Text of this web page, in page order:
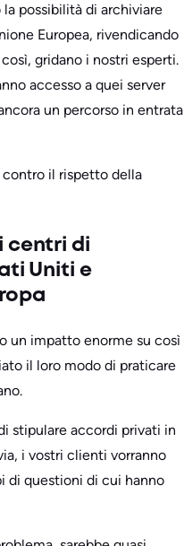
possibilità di archiviare
Europea, rivendicando
gridano i nostri esperti.
accesso a quei server
un percorso in entrata
il rispetto della
centri di
Uniti e
un impatto enorme su così
il loro modo di praticare
stipulare accordi privati in
i vostri clienti vorranno
di questioni di cui hanno